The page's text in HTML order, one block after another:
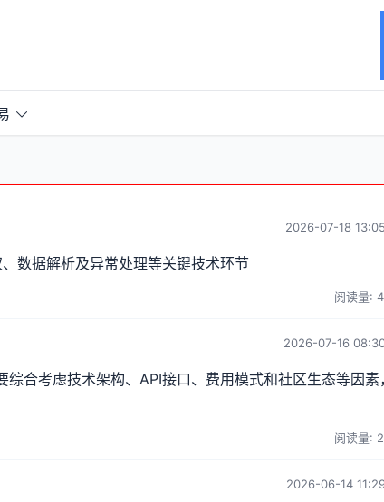
2026-07-18
数据解析及异常处理等关键技术环节
阅读量:
2026-07-16
合考虑技术架构、API接口、费用模式和社区生态等因素，
阅读量:
2026-06-14